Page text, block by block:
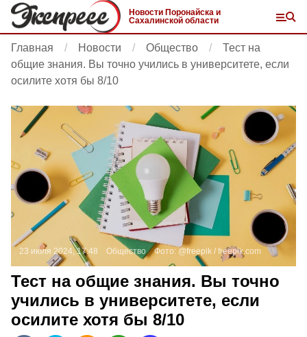
Новости Поронайска и
Сахалинской области
Главная Новости Общество
Тест на
общие знания. Вы точно учились в университете, если
осилите хотя бы 8/10
23 июля 2024, 17:48 Общество Фото: @freepik / freepik.com
Тест на общие знания. Вы точно
учились в университете, если
осилите хотя бы 8/10